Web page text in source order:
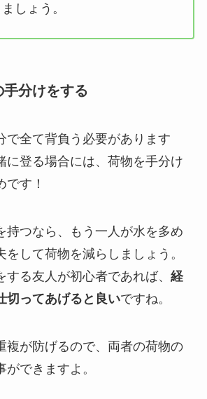
しょう。
手分けをする
で全て背負う必要があります
に登る場合には、荷物を手分け
す！
持つなら、もう一人が水を多め
をして荷物を減らしましょう。
する友人が初心者であれば、 経
切ってあげると良いですね。
複が防げるので、両者の荷物の
できますよ。